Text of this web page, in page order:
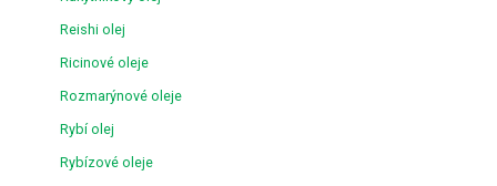
Reishi olej
Ricinové oleje
Rozmarýnové oleje
Rybí olej
Rybízové oleje